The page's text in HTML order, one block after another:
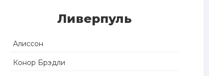
Ливерпуль
Алиссон
Конор Брэдли